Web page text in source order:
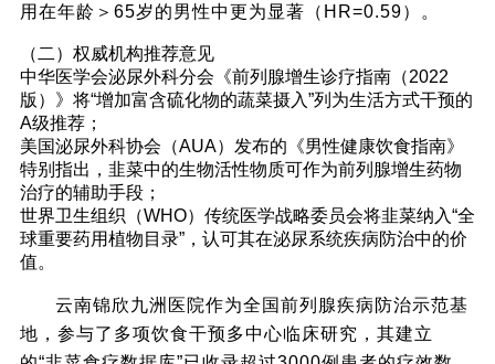
用在年龄＞65岁的男性中更为显著（HR=0.59）。
（二）权威机构推荐意见
中华医学会泌尿外科分会《前列腺增生诊疗指南（2022
版）》将“增加富含硫化物的蔬菜摄入”列为生活方式干预的
A级推荐；
美国泌尿外科协会（AUA）发布的《男性健康饮食指南》
特别指出，韭菜中的生物活性物质可作为前列腺增生药物
治疗的辅助手段；
世界卫生组织（WHO）传统医学战略委员会将韭菜纳入“全
球重要药用植物目录”，认可其在泌尿系统疾病防治中的价
值。
云南锦欣九洲医院作为全国前列腺疾病防治示范基
地，参与了多项饮食干预多中心临床研究，其建立